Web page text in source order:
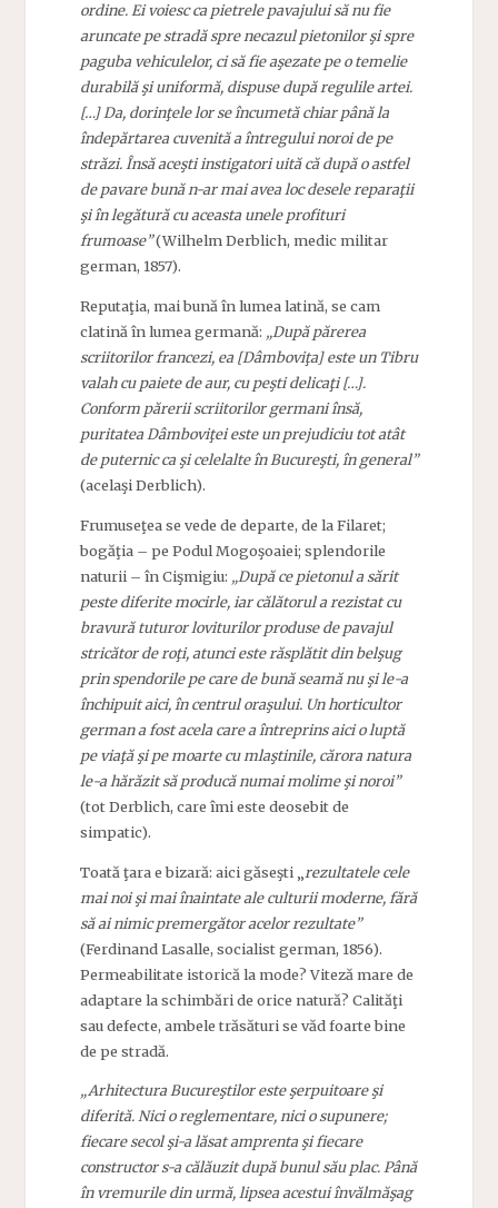
ordine. Ei voiesc ca pietrele pavajului să nu fie
aruncate pe stradă spre necazul pietonilor şi spre
paguba vehiculelor, ci să fie aşezate pe o temelie
durabilă şi uniformă, dispuse după regulile artei.
[…] Da, dorinţele lor se încumetă chiar până la
îndepărtarea cuvenită a întregului noroi de pe
străzi. Însă aceşti instigatori uită că după o astfel
de pavare bună n-ar mai avea loc desele reparaţii
şi în legătură cu aceasta unele profituri
frumoase”(Wilhelm Derblich, medic militar
german, 1857).
Reputaţia, mai bună în lumea latină, se cam
clatină în lumea germană: „După părerea
scriitorilor francezi, ea [Dâmboviţa] este un Tibru
valah cu paiete de aur, cu peşti delicaţi […].
Conform părerii scriitorilor germani însă,
puritatea Dâmboviţei este un prejudiciu tot atât
de puternic ca şi celelalte în Bucureşti, în general”
(acelaşi Derblich).
Frumuseţea se vede de departe, de la Filaret;
bogăţia – pe Podul Mogoşoaiei; splendorile
naturii – în Cişmigiu: „După ce pietonul a sărit
peste diferite mocirle, iar călătorul a rezistat cu
bravură tuturor loviturilor produse de pavajul
stricător de roţi, atunci este răsplătit din belşug
prin spendorile pe care de bună seamă nu şi le-a
închipuit aici, în centrul oraşului. Un horticultor
german a fost acela care a întreprins aici o luptă
pe viaţă şi pe moarte cu mlaştinile, cărora natura
le-a hărăzit să producă numai molime şi noroi”
(tot Derblich, care îmi este deosebit de
simpatic).
Toată ţara e bizară: aici găseşti „ rezultatele cele
mai noi şi mai înaintate ale culturii moderne, fără
să ai nimic premergător acelor rezultate”
(Ferdinand Lasalle, socialist german, 1856).
Permeabilitate istorică la mode? Viteză mare de
adaptare la schimbări de orice natură? Calităţi
sau defecte, ambele trăsături se văd foarte bine
de pe stradă.
„Arhitectura Bucureştilor este şerpuitoare şi
diferită. Nici o reglementare, nici o supunere;
fiecare secol şi-a lăsat amprenta şi fiecare
constructor s-a călăuzit după bunul său plac. Până
în vremurile din urmă, lipsea acestui învălmăşag